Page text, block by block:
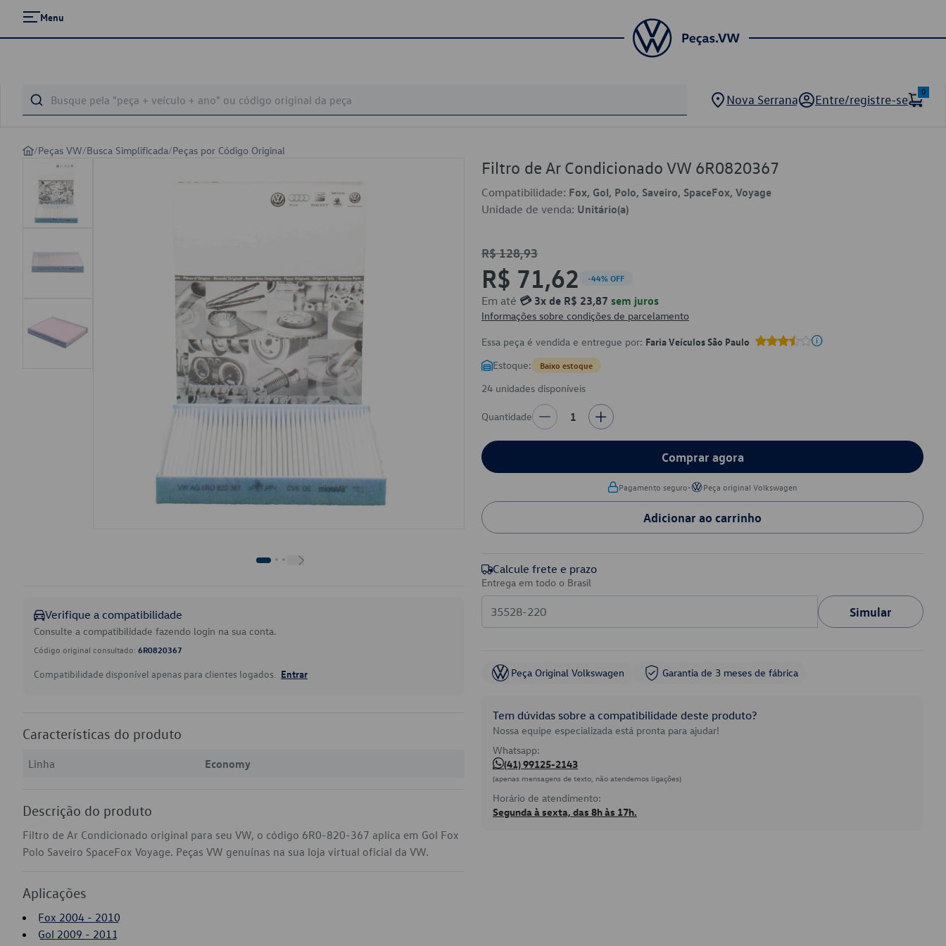
Menu
Nova Serrana Entre/registre-se
0
/Peças VW/Busca Simplificada/Peças por Código Original
Verifique a compatibilidade
Consulte a compatibilidade fazendo login na sua conta.
Código original consultado: 6R0820367
Compatibilidade disponível apenas para clientes logados. Entrar
Características do produto
Linha Economy
Descrição do produto
Filtro de Ar Condicionado original para seu VW, o código 6R0-820-367 aplica em Gol Fox
Polo Saveiro SpaceFox Voyage. Peças VW genuínas na sua loja virtual oficial da VW.
Aplicações
Fox 2004 - 2010
Gol 2009 - 2011
Filtro de Ar Condicionado VW 6R0820367
Compatibilidade: Fox, Gol, Polo, Saveiro, SpaceFox, Voyage
Unidade de venda: Unitário(a)
R$ 128,93
R$ 71,62 -44% OFF
Em até 💳 3x de R$ 23,87 sem juros
Informações sobre condições de parcelamento
Essa peça é vendida e entregue por: Faria Veículos São Paulo
Estoque: Baixo estoque
24 unidades disponíveis
Quantidade 1
Comprar agora
Pagamento seguro• Peça original Volkswagen
Adicionar ao carrinho
Calcule frete e prazo
Entrega em todo o Brasil
Simular
Peça Original Volkswagen Garantia de 3 meses de fábrica
Tem dúvidas sobre a compatibilidade deste produto?
Nossa equipe especializada está pronta para ajudar!
Whatsapp:
(41) 99125-2143
(apenas mensagens de texto, não atendemos ligações)
Horário de atendimento:
Segunda à sexta, das 8h às 17h.